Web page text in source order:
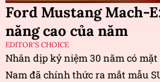
Ford Mustang Mach-
năng cao của năm
EDITOR'S CHOICE
Nhân dịp kỷ niệm 30 năm có
Nam đã chính thức ra mắt mẫu